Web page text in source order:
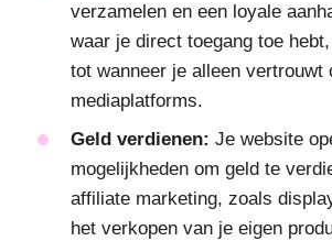
verzamelen en een loyale
waar je direct toegang toe
tot wanneer je alleen vertrouwt
mediaplatforms.
Geld verdienen: Je website
mogelijkheden om geld te
affiliate marketing, zoals
het verkopen van je eigen